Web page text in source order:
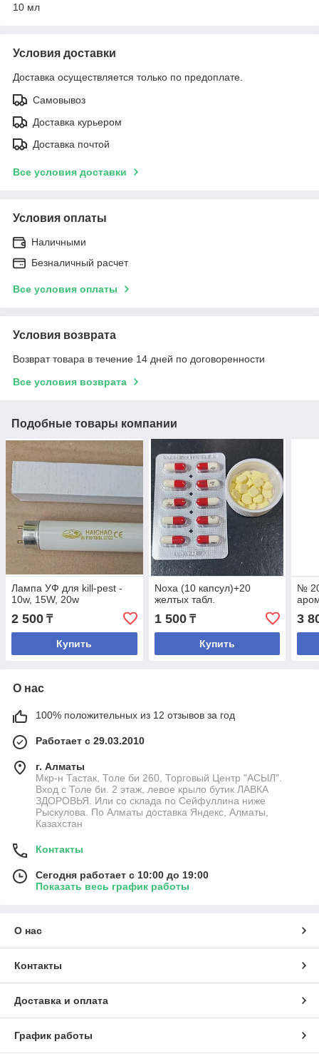
10 мл
Условия доставки
Доставка осуществляется только по предоплате.
Самовывоз
Доставка курьером
Доставка почтой
Все условия доставки
Условия оплаты
Наличными
Безналичный расчет
Все условия оплаты
Условия возврата
Возврат товара в течение 14 дней по договоренности
Все условия возврата
Подобные товары компании
Лампа УФ для kill-pest -
10w, 15W, 20w
2 500 ₸
Купить
Noxa (10 капсул)+20
желтых табл.
1 500₸
Купить
№
3
О нас
100% положительных из 12 отзывов за год
Работает с 29.03.2010
г. Алматы
Мкр-н Тастак, Толе би 260, Торговый Центр "АСЫЛ".
Вход с Толе би. 2 этаж, левое крыло бутик ЛАВКА
ЗДОРОВЬЯ. Или со склада по Сейфуллина ниже
Рыскулова. По Алматы доставка Яндекс, Алматы,
Казахстан
Контакты
Сегодня работает с 10:00 до 19:00
Показать весь график работы
О нас
Контакты
Доставка и оплата
График работы